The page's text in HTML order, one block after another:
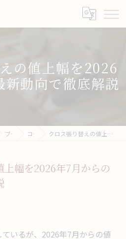
の値上幅を2026
動向で徹底解説
ブログ コラム クロス張り替えの値上幅を2026年7月からの最新動向で徹底解説
上幅を2026年7月からの
いるが、2026年7月からの値